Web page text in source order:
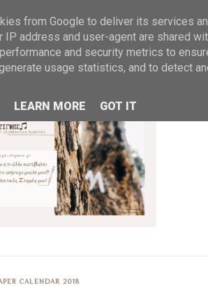
CALENDAR 2018
from Google to deliver its services
IP address and user-agent are shared
and security metrics to
usage statistics, and to detect
LEARN MORE
GOT IT